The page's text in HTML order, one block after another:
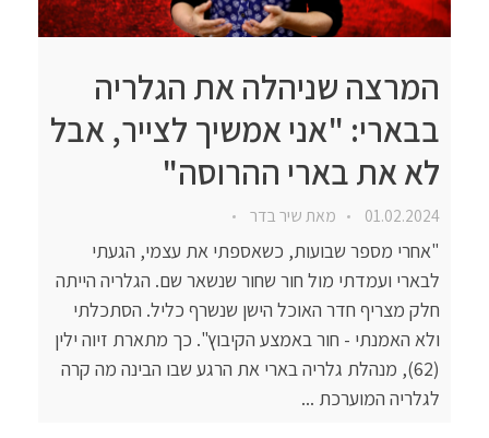
המרצה שניהלה את הגלריה
בבארי: "אני אמשיך לצייר, אבל
לא את בארי ההרוסה"
01.02.2024 מאתשיר בדר
"אחרי מספר שבועות, כשאספתי את עצמי, הגעתי
לבארי ועמדתי מול חור שחור שנשאר שם. הגלריה הייתה
חלק מצריף חדר האוכל הישן שנשרף כליל. הסתכלתי
ולא האמנתי - חור באמצע הקיבוץ". כך מתארת זיוה ילין
(62), מנהלת גלריה בארי את הרגע שבו הבינה מה קרה
לגלריה המוערכת ...